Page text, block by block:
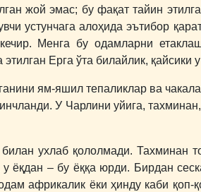
жой эмас; бу фақат тайин
устунчага алоҳида эътибор
Менга бу одамларни
Ерга ўта билайлик, қайсики
ям-яшил тепаликлар ва
У Чарлини уйига,
ухлаб қололмади. Тахминан
у ёқдан – бу ёққа юрди. Бирдан
африкалик ёки ҳинду каби